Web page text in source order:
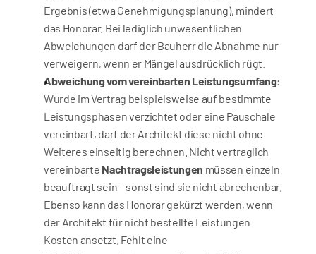
Ergebnis (etwa Genehmigungsplanung), mindert
das Honorar. Bei lediglich unwesentlichen
Abweichungen darf der Bauherr die Abnahme nur
verweigern, wenn er Mängel ausdrücklich rügt.
Abweichung vom vereinbarten Leistungsumfang:
Wurde im Vertrag beispielsweise auf bestimmte
Leistungsphasen verzichtet oder eine Pauschale
vereinbart, darf der Architekt diese nicht ohne
Weiteres einseitig berechnen. Nicht vertraglich
vereinbarte Nachtragsleistungen müssen einzeln
beauftragt sein – sonst sind sie nicht abrechenbar.
Ebenso kann das Honorar gekürzt werden, wenn
der Architekt für nicht bestellte Leistungen
Kosten ansetzt. Fehlt eine